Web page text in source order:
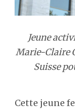
Jeune
Marie-Claire
Suisse
Cette jeune